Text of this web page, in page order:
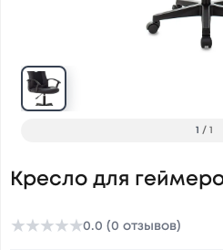
1 / 1
Кресло для
★★★★★0.0 (0 отзывов)